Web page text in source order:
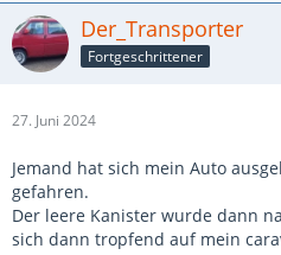
Der_Transporter
Fortgeschrittener
27. Juni 2024
Jemand hat sich mein Auto
gefahren.
Der leere Kanister wurde dann
sich dann tropfend auf mein